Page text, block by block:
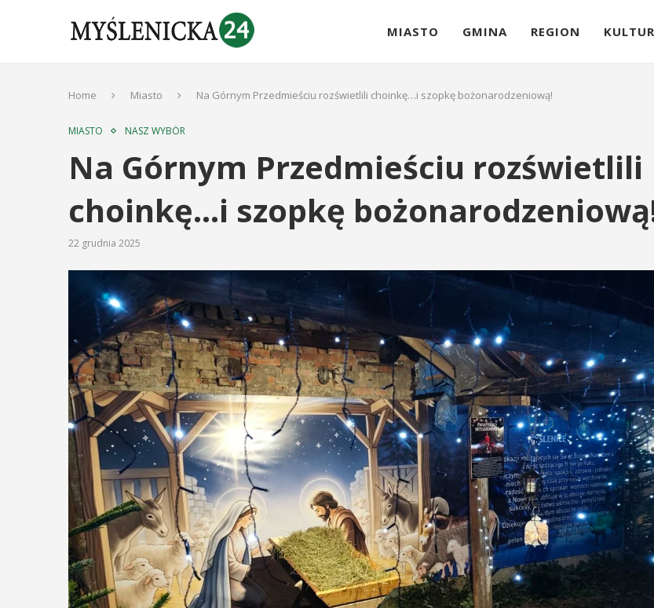
MIASTO GMINA REGION
Home Miasto Na Górnym Przedmieściu rozświetlili choinkę…i szopkę bożonarodzeniową!
MIASTO NASZ WYBÓR
Na Górnym Przedmieściu rozświetlili
choinkę…i szopkę
22 grudnia 2025